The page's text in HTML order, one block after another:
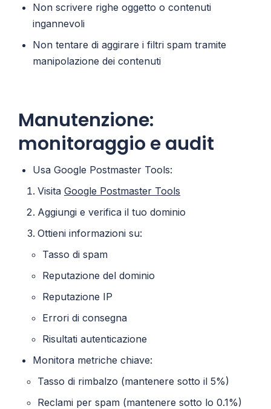
Non scrivere righe oggetto o contenuti
ingannevoli
Non tentare di aggirare i filtri spam tramite
manipolazione dei contenuti
Manutenzione:
monitoraggio e audit
Usa Google Postmaster Tools:
Visita Google Postmaster Tools
Aggiungi e verifica il tuo dominio
Ottieni informazioni su:
Tasso di spam
Reputazione del dominio
Reputazione IP
Errori di consegna
Risultati autenticazione
Monitora metriche chiave:
Tasso di rimbalzo (mantenere sotto il 5%)
Reclami per spam (mantenere sotto lo 0.1%)